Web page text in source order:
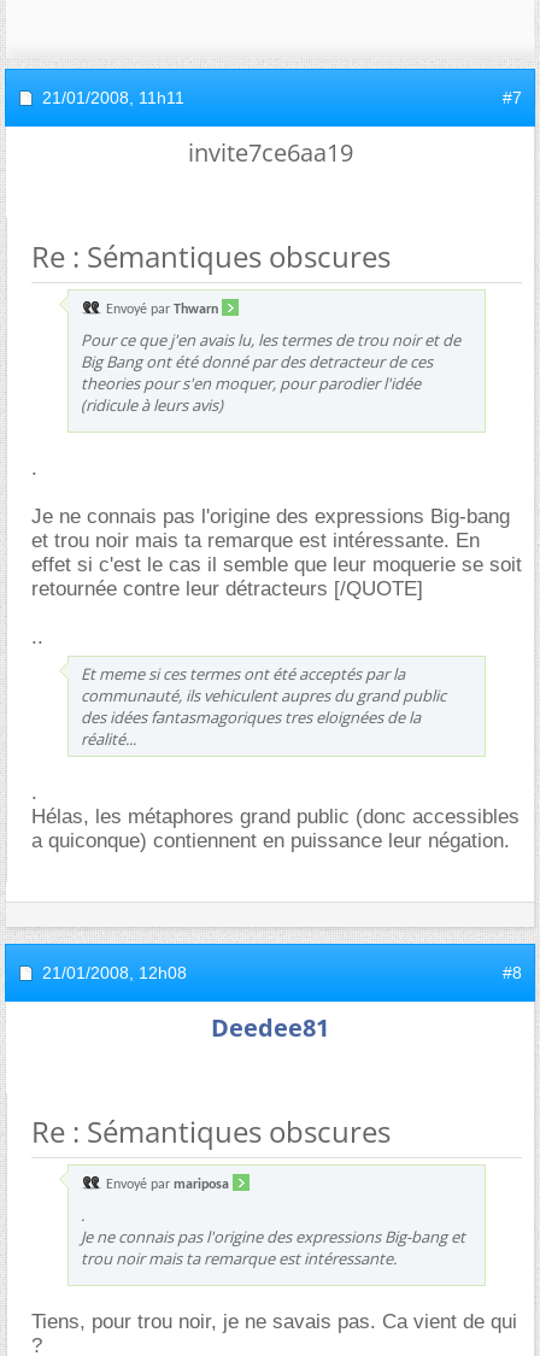
21/01/2008, 11h11 #7
invite7ce6aa19
Re : Sémantiques obscures
Envoyé par Thwarn
Pour ce que j'en avais lu, les termes de trou noir et de
Big Bang ont été donné par des detracteur de ces
theories pour s'en moquer, pour parodier l'idée
(ridicule à leurs avis)
.
Je ne connais pas l'origine des expressions Big-bang
et trou noir mais ta remarque est intéressante. En
effet si c'est le cas il semble que leur moquerie se soit
retournée contre leur détracteurs [/QUOTE]
..
Et meme si ces termes ont été acceptés par la
communauté, ils vehiculent aupres du grand public
des idées fantasmagoriques tres eloignées de la
réalité...
.
Hélas, les métaphores grand public (donc accessibles
a quiconque) contiennent en puissance leur négation.
21/01/2008, 12h08 #8
Deedee81
Re : Sémantiques obscures
Envoyé par mariposa
.
Je ne connais pas l'origine des expressions Big-bang et
trou noir mais ta remarque est intéressante.
Tiens, pour trou noir, je ne savais pas. Ca vient de qui
?